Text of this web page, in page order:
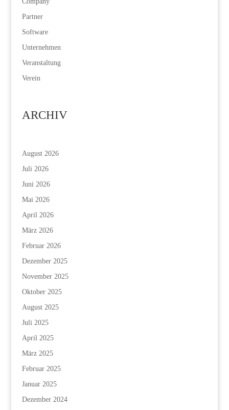
Partner
Software
Unternehmen
Veranstaltung
Verein
ARCHIV
August 2026
Juli 2026
Juni 2026
Mai 2026
April 2026
März 2026
Februar 2026
Dezember 2025
November 2025
Oktober 2025
August 2025
Juli 2025
April 2025
März 2025
Februar 2025
Januar 2025
Dezember 2024